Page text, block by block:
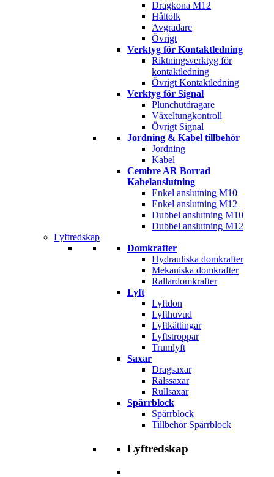
Dragkona M12
Håltolk
Avgradare
Övrigt
Verktyg för Kontaktledning
Riktningsverktyg för
kontaktledning
Övrigt Kontaktledning
Verktyg för Signal
Plunchutdragare
Växeltungkontroll
Övrigt Signal
Jordning & Kabel tillbehör
Jordning
Kabel
Cembre AR Borrad
Kabelanslutning
Enkel anslutning M10
Enkel anslutning M12
Dubbel anslutning M10
Dubbel anslutning M12
Lyftredskap
Domkrafter
Hydrauliska domkrafter
Mekaniska domkrafter
Rallardomkrafter
Lyft
Lyftdon
Lyfthuvud
Lyftkättingar
Lyftstroppar
Trumlyft
Saxar
Dragsaxar
Rälssaxar
Rullsaxar
Spärrblock
Spärrblock
Tillbehör Spärrblock
Lyftredskap